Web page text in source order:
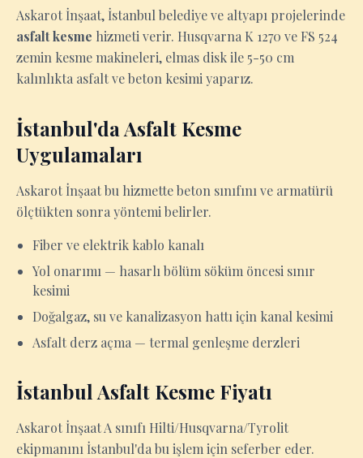
Askarot İnşaat, İstanbul belediye ve altyapı projelerinde
asfalt kesme hizmeti verir. Husqvarna K 1270 ve FS 524
zemin kesme makineleri, elmas disk ile 5-50 cm
kalınlıkta asfalt ve beton kesimi yaparız.
İstanbul'da Asfalt Kesme
Uygulamaları
Askarot İnşaat bu hizmette beton sınıfını ve armatürü
ölçtükten sonra yöntemi belirler.
Fiber ve elektrik kablo kanalı
Yol onarımı — hasarlı bölüm söküm öncesi sınır
kesimi
Doğalgaz, su ve kanalizasyon hattı için kanal kesimi
Asfalt derz açma — termal genleşme derzleri
İstanbul Asfalt Kesme Fiyatı
Askarot İnşaat A sınıfı Hilti/Husqvarna/Tyrolit
ekipmanını İstanbul'da bu işlem için seferber eder.